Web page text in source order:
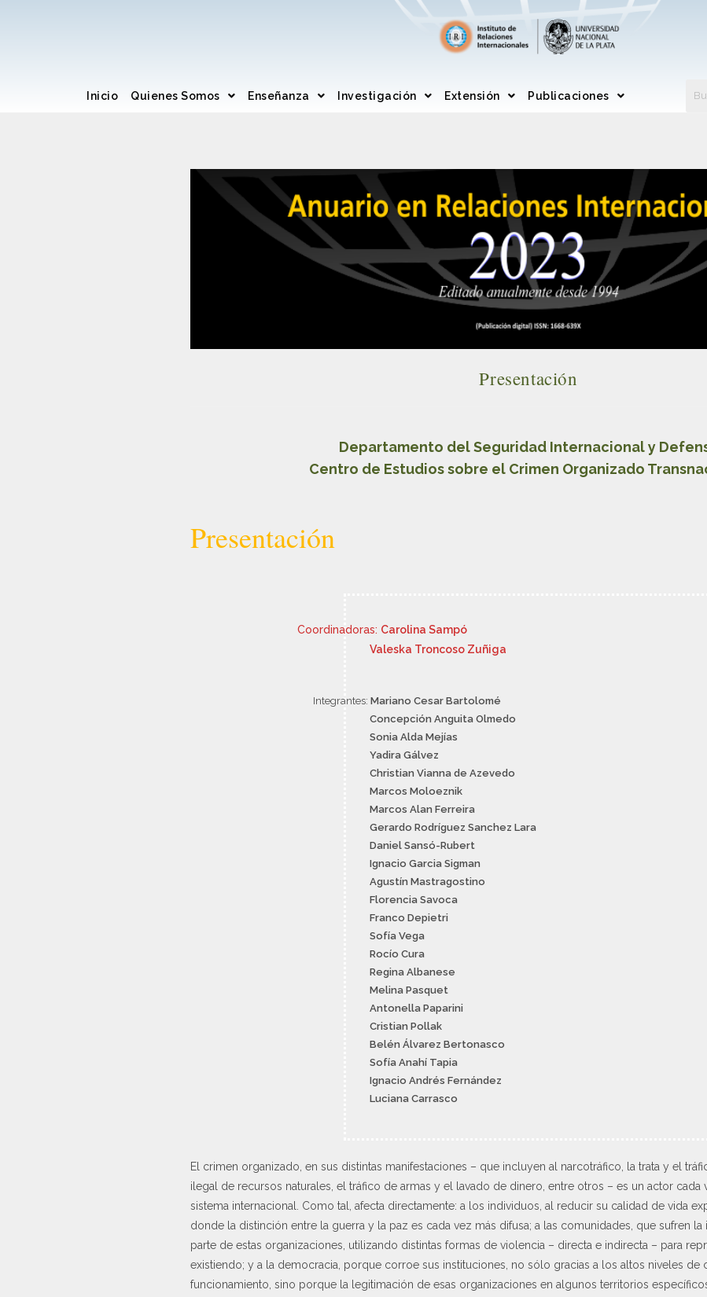
Inicio Quienes Somos Enseñanza Investigación Extensión Publicaciones
Presentación
Departamento del Seguridad Internacional y
Centro de Estudios sobre el Crimen Organizado
Presentación
Coordinadoras: Carolina Sampó
Valeska Troncoso Zuñiga
Integrantes: Mariano Cesar Bartolomé
Concepción Anguita Olmedo
Sonia Alda Mejías
Yadira Gálvez
Christian Vianna de Azevedo
Marcos Moloeznik
Marcos Alan Ferreira
Gerardo Rodríguez Sanchez Lara
Daniel Sansó-Rubert
Ignacio Garcia Sigman
Agustín Mastragostino
Florencia Savoca
Franco Depietri
Sofía Vega
Rocío Cura
Regina Albanese
Melina Pasquet
Antonella Paparini
Cristian Pollak
Belén Álvarez Bertonasco
Sofía Anahí Tapia
Ignacio Andrés Fernández
Luciana Carrasco
El crimen organizado, en sus distintas manifestaciones – que incluyen al narcotráfico, la trata y el
ilegal de recursos naturales, el tráfico de armas y el lavado de dinero, entre otros – es un actor
sistema internacional. Como tal, afecta directamente: a los individuos, al reducir su calidad de vida
donde la distinción entre la guerra y la paz es cada vez más difusa; a las comunidades, que sufren
parte de estas organizaciones, utilizando distintas formas de violencia – directa e indirecta – para
existiendo; y a la democracia, porque corroe sus instituciones, no sólo gracias a los altos niveles de
funcionamiento, sino porque la legitimación de esas organizaciones en algunos territorios